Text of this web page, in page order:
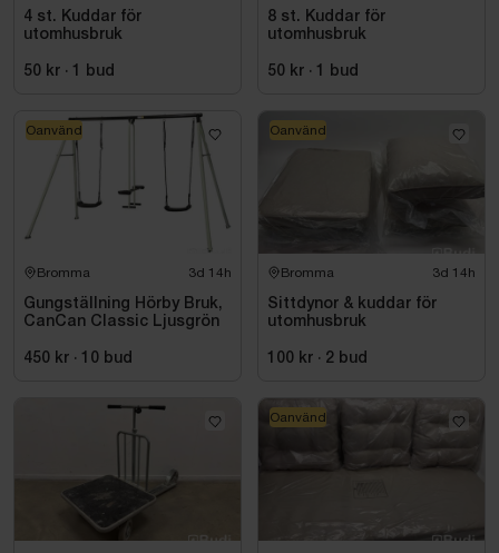
4 st. Kuddar för
utomhusbruk
50 kr · 1 bud
8 st. Kuddar för
utomhusbruk
50 kr · 1 bud
Bromma 3d 14h
Gungställning Hörby Bruk,
CanCan Classic Ljusgrön
450 kr · 10 bud
Oanvänd
Bromma 3d 14h
Sittdynor & kuddar för
utomhusbruk
100 kr · 2 bud
Oanvänd
Oanvänd